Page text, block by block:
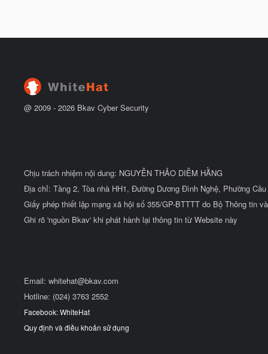
@ 2009 - 2026 Bkav Cyber Security
Chịu trách nhiệm nội dung: NGUYỄN THẢO DIỄM HẰNG
Địa chỉ: Tầng 2, Tòa nhà HH1, Đường Dương Đình Nghệ, Phường
Giấy phép thiết lập mạng xã hội số 355/GP-BTTTT do Bộ Thông tin
Ghi rõ 'nguồn Bkav' khi phát hành lại thông tin từ Website này
Email: whitehat@bkav.com
Hotline: (024) 3763 2552
Facebook: WhiteHat
Quy định và điều khoản sử dụng